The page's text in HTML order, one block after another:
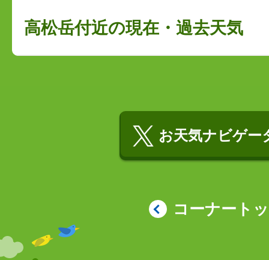
高松岳付近の現在・過去天気
お天気ナビゲー
コーナート